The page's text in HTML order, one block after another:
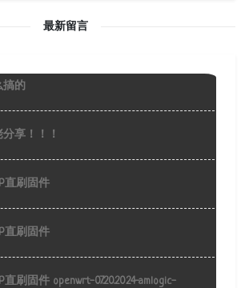
最新留言
搞的
享！！！
直刷固件
直刷固件
直刷固件 openwrt-07.20.2024-amlogic-